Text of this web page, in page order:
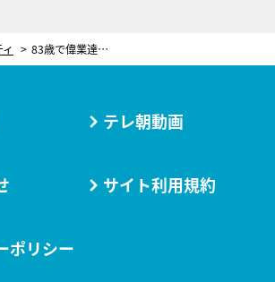
83歳で偉業達成！海洋冒険家・堀江謙一、世界最高齢での挑戦は「まだいけるかもしれない！」
テレ朝動画
サイト利用規約
ポリシー